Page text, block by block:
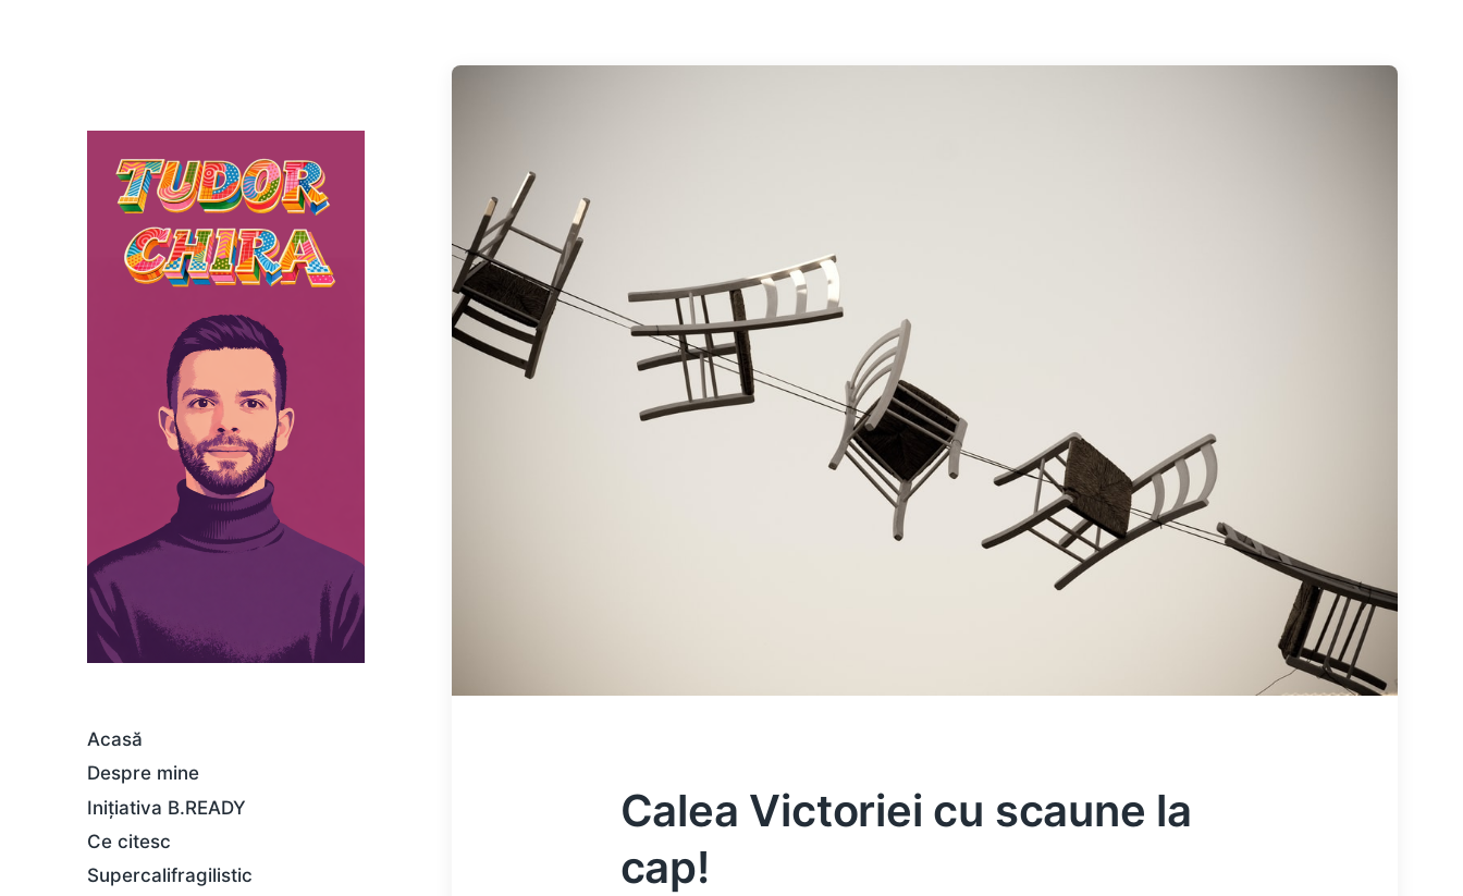
Acasă
Despre mine
Inițiativa B.READY
Ce citesc
Supercalifragilistic
Calea Victoriei cu scaune la
cap!